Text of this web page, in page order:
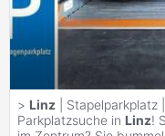
> Linz |
Parkplatzsuche in Linz!